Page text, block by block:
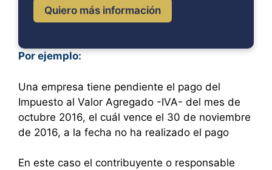
Quiero más información
Por ejemplo:
Una empresa tiene pendiente el pago del
Impuesto al Valor Agregado -IVA- del mes de
octubre 2016, el cuál vence el 30 de noviembre
de 2016, a la fecha no ha realizado el pago
En este caso el contribuyente o responsable